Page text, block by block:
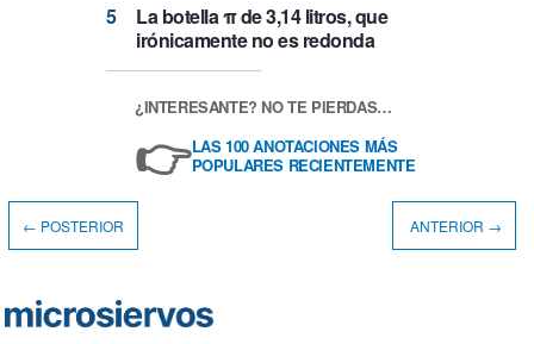
La botella π de 3,14 litros, que
irónicamente no es redonda
¿INTERESANTE? NO TE PIERDAS…
👉LAS 100 ANOTACIONES MÁS
POPULARES RECIENTEMENTE
← POSTERIOR ANTERIOR →